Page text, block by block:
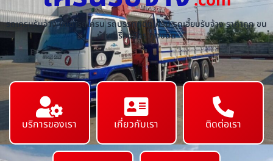
รถเครนรับจ้าง ให้เช่ารถเครน รถบรรทุกติดเครน รถเฮี๊ยบรับจ้าง ราคาถูก ขน
ย้ายเครื่องจักร ทุกชนิด
บริการของเรา เกี่ยวกับเรา ติดต่อเรา